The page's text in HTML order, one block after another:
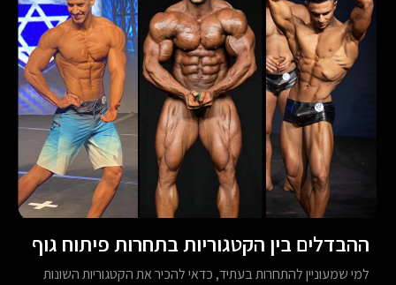
ההבדלים בין הקטגוריות בתחרות פיתוח גוף
למי שמעוניין להתחרות בעתיד, כדאי להכיר את הקטגוריות השונות